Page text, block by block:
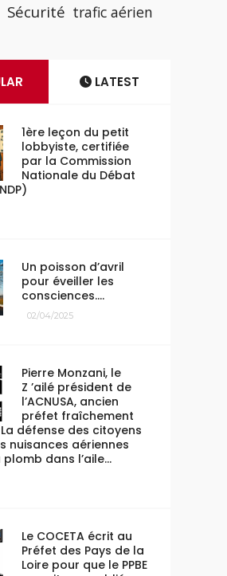
Sécurité trafic aérien
LATEST
1ère leçon du petit
lobbyiste, certifiée
par la Commission
Nationale du Débat
Un poisson d’avril
pour éveiller les
consciences….
02/04/2025
Pierre Monzani, le
Z ’ailé président de
l’ACNUSA, ancien
préfet fraîchement
défense des citoyens
nuisances aériennes
dans l’aile…
Le COCETA écrit au
Préfet des Pays de la
Loire pour que le PPBE